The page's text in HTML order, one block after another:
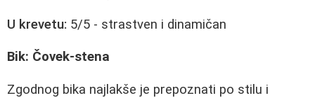
U krevetu: 5/5 - strastven i dinamičan
Bik: Čovek-stena
Zgodnog bika najlakše je prepoznati po stilu i